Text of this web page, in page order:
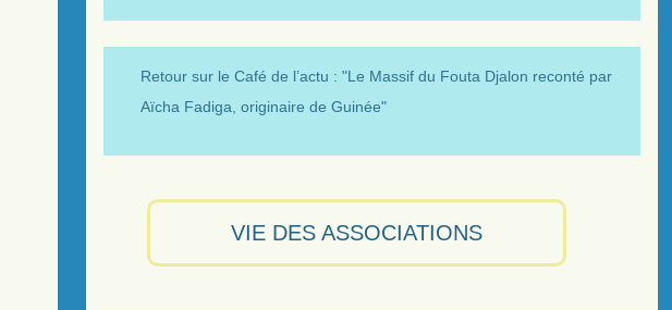
Retour sur le Café de l’actu : "Le Massif du Fouta Djalon reconté par
Aïcha Fadiga, originaire de Guinée"
VIE DES ASSOCIATIONS